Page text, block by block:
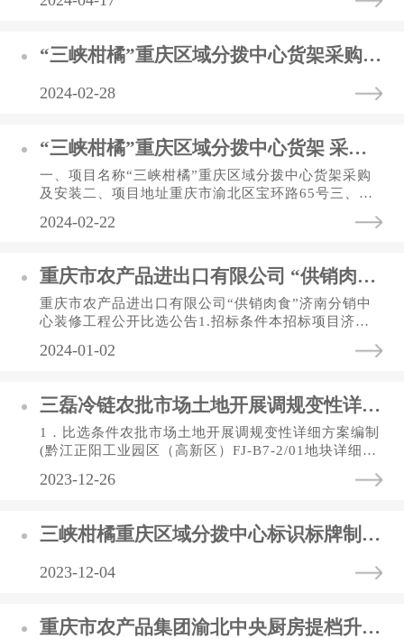
“三峡柑橘”重庆区域分拨中心货架采购及安装 中标（选）结果公告表
2024-02-28
“三峡柑橘”重庆区域分拨中心货架 采购及安装竞争性比选公告
一、项目名称“三峡柑橘”重庆区域分拨中心货架采购
及安装二、项目地址重庆市渝北区宝环路65号三、项
样式、规格、材质及基...
2024-02-22
重庆市农产品进出口有限公司 “供销肉食”济南分销中心装修工程 公开比选公告
重庆市农产品进出口有限公司“供销肉食”济南分销中
心装修工程公开比选公告1.招标条件本招标项目济南
业主为重庆市农产品进出...
2024-01-02
三磊冷链农批市场土地开展调规变性详细方案编制 (黔江正阳工业园区（高新区）FJ-B7-2/01地块详细规划编制 比选公告
1．比选条件农批市场土地开展调规变性详细方案编制
(黔江正阳工业园区（高新区）FJ-B7-2/01地块详细规
司，资金来自业主自筹资...
2023-12-26
三峡柑橘重庆区域分拨中心标识标牌制作及安装 中标（选）结果公告表
2023-12-04
重庆市农产品集团渝北中央厨房提档升级改造设备采购及安装中标（选）结果公告表